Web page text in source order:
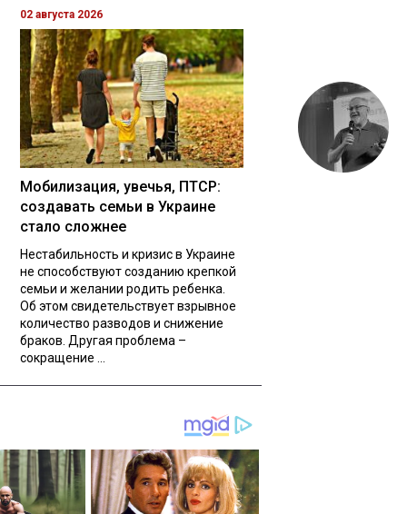
02 августа 2026
Мобилизация, увечья, ПТСР:
создавать семьи в Украине
стало сложнее
Нестабильность и кризис в Украине
не способствуют созданию крепкой
семьи и желании родить ребенка.
Об этом свидетельствует взрывное
количество разводов и снижение
браков. Другая проблема –
сокращение ...